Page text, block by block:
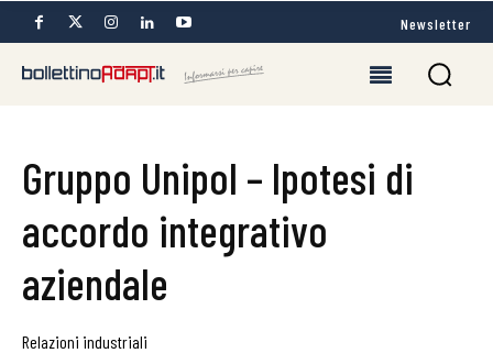
Newsletter
Gruppo Unipol – Ipotesi di
accordo integrativo
aziendale
Relazioni industriali